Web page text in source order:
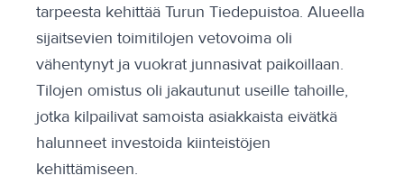
tarpeesta kehittää Turun Tiedepuistoa. Alueella
sijaitsevien toimitilojen vetovoima oli
vähentynyt ja vuokrat junnasivat paikoillaan.
Tilojen omistus oli jakautunut useille tahoille,
jotka kilpailivat samoista asiakkaista eivätkä
halunneet investoida kiinteistöjen
kehittämiseen.